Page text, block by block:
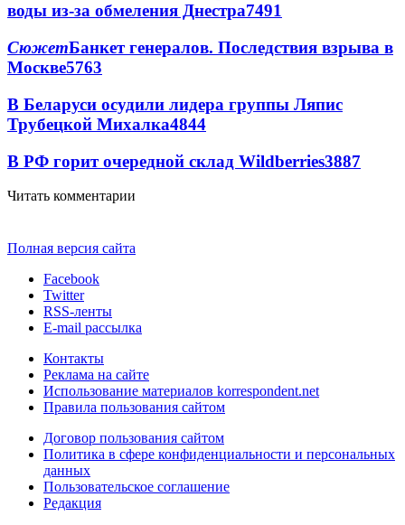
воды из-за обмеления Днестра7491
СюжетБанкет генералов. Последствия взрыва в
Москве5763
В Беларуси осудили лидера группы Ляпис
Трубецкой Михалка4844
В РФ горит очередной склад Wildberries3887
Читать комментарии
Полная версия сайта
Facebook
Twitter
RSS-ленты
E-mail рассылка
Контакты
Реклама на сайте
Использование материалов korrespondent.net
Правила пользования сайтом
Договор пользования сайтом
Политика в сфере конфиденциальности и персональных
данных
Пользовательское соглашение
Редакция